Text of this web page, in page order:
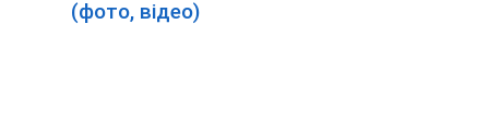
(фото, відео)